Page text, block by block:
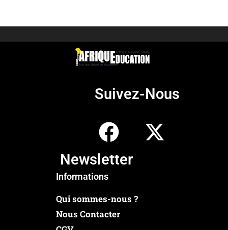
Suivez-Nous
Newsletter
Informations
Qui sommes-nous ?
Nous Contacter